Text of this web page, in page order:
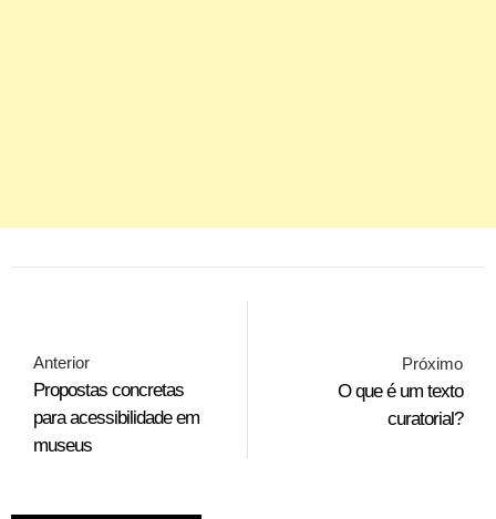
Anterior
Propostas concretas
para acessibilidade em
museus
Próximo
O que é um texto
curatorial?